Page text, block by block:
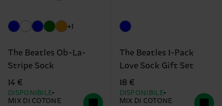
+1
The Beatles Ob-La-
Stripe Sock
14 €
DISPONIBILE
MIX DI COTONE
The Beatles 1-Pack
Love Sock Gift Set
18 €
DISPONIBILE
MIX DI COTONE